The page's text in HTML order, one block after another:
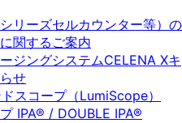
リーズセルカウンター等）の
関するご案内
ジングシステムCELENA Xキ
せ
スコープ（LumiScope）
IPA® / DOUBLE IPA®